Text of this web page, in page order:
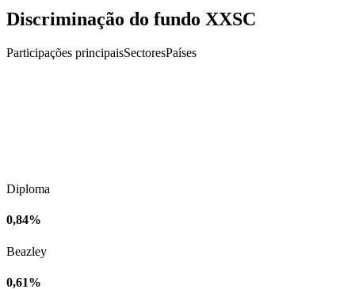
Discriminação do fundo XXSC
Participações principaisSectoresPaíses
Diploma
0,84%
Beazley
0,61%